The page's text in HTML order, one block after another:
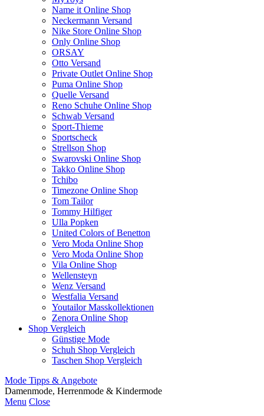
Name it Online Shop
Neckermann Versand
Nike Store Online Shop
Only Online Shop
ORSAY
Otto Versand
Private Outlet Online Shop
Puma Online Shop
Quelle Versand
Reno Schuhe Online Shop
Schwab Versand
Sport-Thieme
Sportscheck
Strellson Shop
Swarovski Online Shop
Takko Online Shop
Tchibo
Timezone Online Shop
Tom Tailor
Tommy Hilfiger
Ulla Popken
United Colors of Benetton
Vero Moda Online Shop
Vero Moda Online Shop
Vila Online Shop
Wellensteyn
Wenz Versand
Westfalia Versand
Youtailor Masskollektionen
Zenora Online Shop
Shop Vergleich
Günstige Mode
Schuh Shop Vergleich
Taschen Shop Vergleich
Mode Tipps & Angebote
Damenmode, Herrenmode & Kindermode
Menu Close